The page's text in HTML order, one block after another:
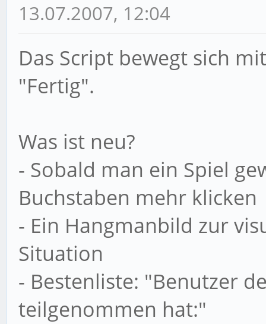
13.07.2007, 12:04
Das Script bewegt sich
"Fertig".
Was ist neu?
- Sobald man ein Spiel
Buchstaben mehr klicken
- Ein Hangmanbild zur
Situation
- Bestenliste: "Benutzer
teilgenommen hat:"